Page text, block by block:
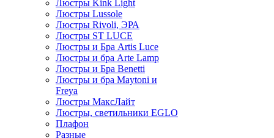
Люстры Kink Light
Люстры Lussole
Люстры Rivoli, ЭРА
Люстры ST LUCE
Люстры и Бра Artis Luce
Люстры и бра Arte Lamp
Люстры и Бра Benetti
Люстры и бра Maytoni и
Freya
Люстры МаксЛайт
Люстры, светильники EGLO
Плафон
Разные